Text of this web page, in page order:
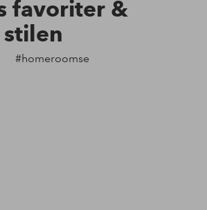
favoriter &
#homeroomse